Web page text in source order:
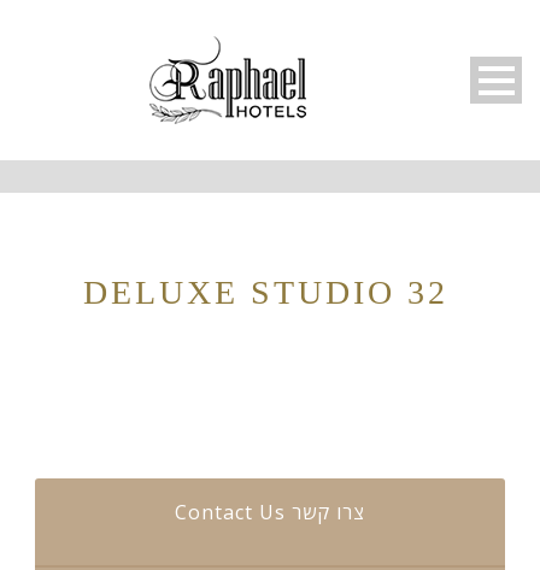
DELUXE STUDIO 32
Contact Us צרו קשר